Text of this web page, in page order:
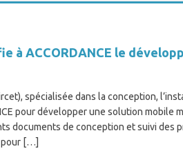
à ACCORDANCE le
spécialisée dans la conception,
pour développer une solution mobile
documents de conception et suivi des
pour […]